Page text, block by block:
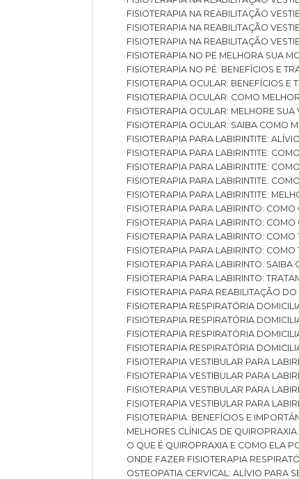
FISIOTERAPIA NA REABILITAÇÃO
FISIOTERAPIA NA REABILITAÇÃO
FISIOTERAPIA NA REABILITAÇÃO
FISIOTERAPIA NO PÉ MELHORA SUA
FISIOTERAPIA NO PÉ: BENEFÍCIOS E
FISIOTERAPIA OCULAR: BENEFÍCIOS
FISIOTERAPIA OCULAR: COMO
FISIOTERAPIA OCULAR: MELHORE
FISIOTERAPIA OCULAR: SAIBA COMO
FISIOTERAPIA PARA LABIRINTITE:
FISIOTERAPIA PARA LABIRINTITE:
FISIOTERAPIA PARA LABIRINTITE:
FISIOTERAPIA PARA LABIRINTITE:
FISIOTERAPIA PARA LABIRINTITE:
FISIOTERAPIA PARA LABIRINTO:
FISIOTERAPIA PARA LABIRINTO:
FISIOTERAPIA PARA LABIRINTO:
FISIOTERAPIA PARA LABIRINTO:
FISIOTERAPIA PARA LABIRINTO:
FISIOTERAPIA PARA LABIRINTO:
FISIOTERAPIA PARA REABILITAÇÃO
FISIOTERAPIA RESPIRATÓRIA
FISIOTERAPIA RESPIRATÓRIA
FISIOTERAPIA RESPIRATÓRIA
FISIOTERAPIA RESPIRATÓRIA
FISIOTERAPIA VESTIBULAR PARA
FISIOTERAPIA VESTIBULAR PARA
FISIOTERAPIA VESTIBULAR PARA
FISIOTERAPIA VESTIBULAR PARA
FISIOTERAPIA: BENEFÍCIOS E
MELHORES CLÍNICAS DE
O QUE É QUIROPRAXIA E COMO ELA
ONDE FAZER FISIOTERAPIA
OSTEOPATIA CERVICAL: ALÍVIO PARA